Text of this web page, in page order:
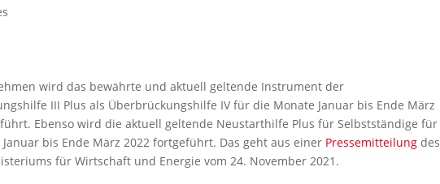
wird das bewährte und aktuell geltende Instrument der
III Plus als Überbrückungshilfe IV für die Monate Januar bis Ende März
Ebenso wird die aktuell geltende Neustarthilfe Plus für Selbstständige für
bis Ende März 2022 fortgeführt. Das geht aus einer Pressemitteilungdes
für Wirtschaft und Energie vom 24. November 2021.